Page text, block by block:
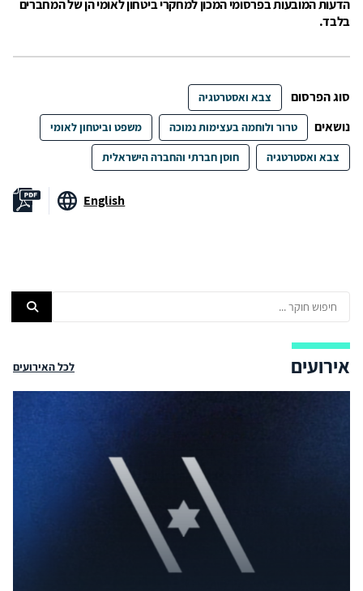
הדעות המובעות בפרסומי המכון למחקרי ביטחון לאומי הן של המחברים
בלבד.
סוג הפרסום צבא ואסטרטגיה
נושאים טרור ולוחמה בעצימות נמוכה משפט וביטחון לאומי
צבא ואסטרטגיה חוסן חברתי והחברה הישראלית
English
אירועים לכל האירועים